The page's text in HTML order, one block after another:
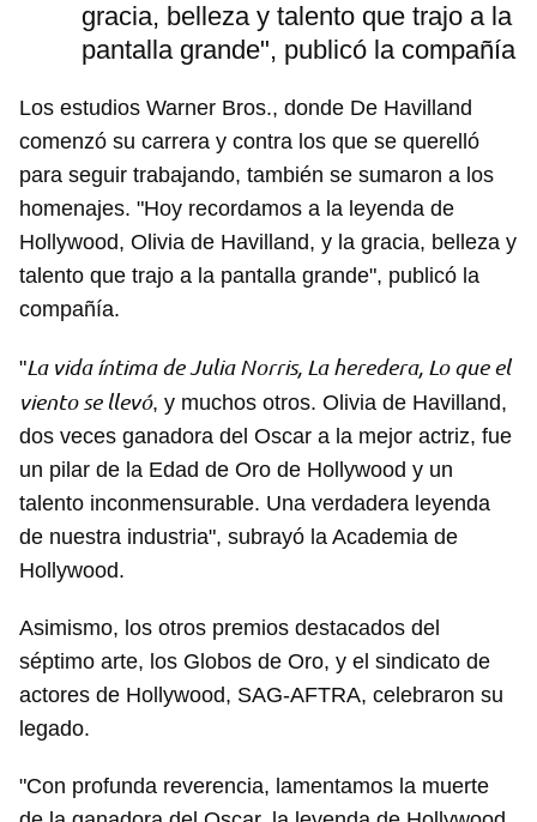
gracia, belleza y talento que trajo a la
pantalla grande", publicó la compañía
Los estudios Warner Bros., donde De Havilland
comenzó su carrera y contra los que se querelló
para seguir trabajando, también se sumaron a los
homenajes. "Hoy recordamos a la leyenda de
Hollywood, Olivia de Havilland, y la gracia, belleza y
talento que trajo a la pantalla grande", publicó la
compañía.
"La vida íntima de Julia Norris, La heredera, Lo que el
viento se llevó, y muchos otros. Olivia de Havilland,
dos veces ganadora del Oscar a la mejor actriz, fue
un pilar de la Edad de Oro de Hollywood y un
talento inconmensurable. Una verdadera leyenda
de nuestra industria", subrayó la Academia de
Hollywood.
Asimismo, los otros premios destacados del
séptimo arte, los Globos de Oro, y el sindicato de
actores de Hollywood, SAG-AFTRA, celebraron su
legado.
"Con profunda reverencia, lamentamos la muerte